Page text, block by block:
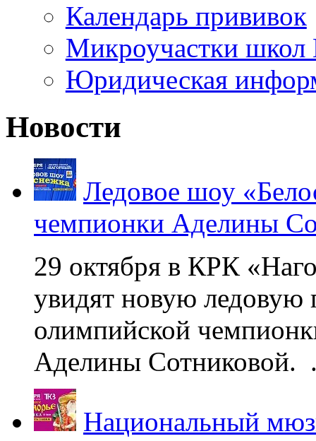
Календарь прививок
Микроучастки школ
Юридическая
Новости
Ледовое шоу
чемпионки Аделины
29 октября в КРК
увидят новую ледовую
олимпийской
Аделины Сотниковой.
Национальный